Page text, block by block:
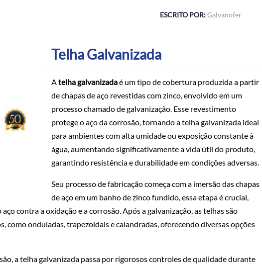
ESCRITO POR:Galvanofer
Telha Galvanizada
Atelha galvanizadaé um tipo de cobertura produzida a partir
de chapas de aço revestidas com zinco, envolvido em um
processo chamado de galvanização. Esse revestimento
protege o aço da corrosão, tornando a telha galvanizada ideal
para ambientes com alta umidade ou exposição constante à
água, aumentando significativamente a vida útil do produto,
garantindo resistência e durabilidade em condições adversas.
Seu processo de fabricação começa com a imersão das chapas
de aço em um banho de zinco fundido, essa etapa é crucial,
contra a oxidação e a corrosão. Após a galvanização, as telhas são
como onduladas, trapezoidais e calandradas, oferecendo diversas opções
a telha galvanizada passa por rigorosos controles de qualidade durante